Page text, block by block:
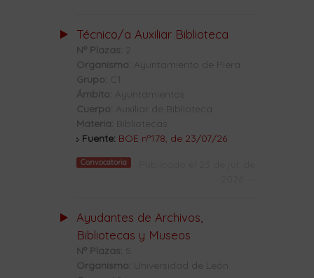
Técnico/a Auxiliar Biblioteca
Nº Plazas: 2
Organismo: Ayuntamiento de Piera
Grupo:
C1
Ámbito: Ayuntamientos
Cuerpo: Auxiliar de Biblioteca
Materia: Bibliotecas
Fuente: BOE nº178, de 23/07/26
Convocatoria
Ayudantes de Archivos,
Bibliotecas y Museos
Nº Plazas: 5
Organismo:
Universidad de León